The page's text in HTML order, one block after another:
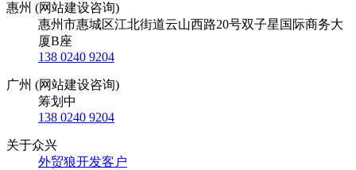
惠州 (网站建设咨询)
惠州市惠城区江北街道云山西路20号双子星国际商务大
厦B座
138 0240 9204
广州 (网站建设咨询)
筹划中
138 0240 9204
关于众兴
外贸狼开发客户